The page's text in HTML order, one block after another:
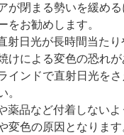
が閉まる勢いを緩め
をお勧めします。
日光が長時間当たり
けによる変色の恐れ
インドで直射日光を
。
薬品など付着しないよ
変色の原因となります